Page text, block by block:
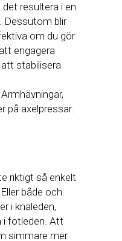
resultera i en
Dessutom blir
om du gör
engagera
stabilisera
på axelpressar.
riktigt så enkelt
både och.
i knäleden,
i fotleden. Att
simmare mer